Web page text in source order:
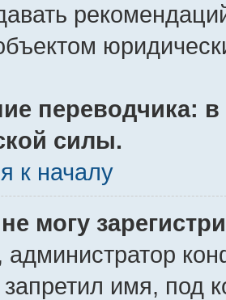
переводчика:
силы.
к началу
могу
имя, под